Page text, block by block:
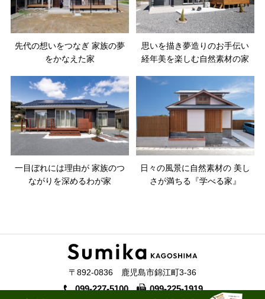
先代の想いをつなぎ 家族の夢
をかなえた家
思いを描き夢造りのお手伝い
経年美を楽しむ自然素材の家
一目ぼれには理由が 家族のつ
ながりを深めるわが家
日々の風景に自然素材の 美し
さが満ちる『学べる家』
〒892-0836 鹿児島市錦江町3-36
099-227-5100 099-225-1919